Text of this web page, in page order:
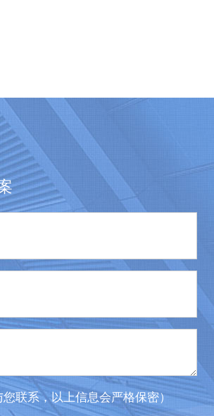
联系，以上信息会严格保密）